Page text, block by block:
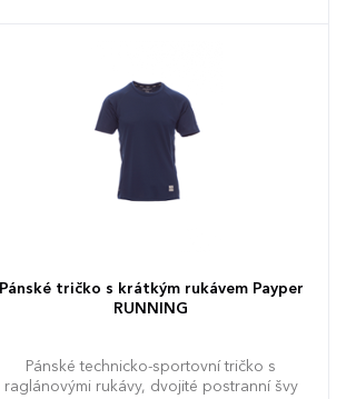
Pánské tričko s krátkým rukávem Payper
RUNNING
Pánské technicko-sportovní tričko s
raglánovými rukávy, dvojité postranní švy